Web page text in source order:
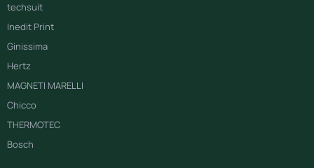
techsuit
Inedit Print
Ginissima
Hertz
MAGNETI MARELLI
Chicco
THERMOTEC
Bosch